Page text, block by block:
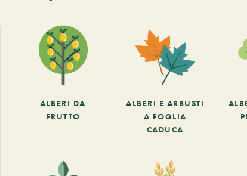
ALBERI DA
FRUTTO
ALBERI E ARBUSTI
A FOGLIA
CADUCA